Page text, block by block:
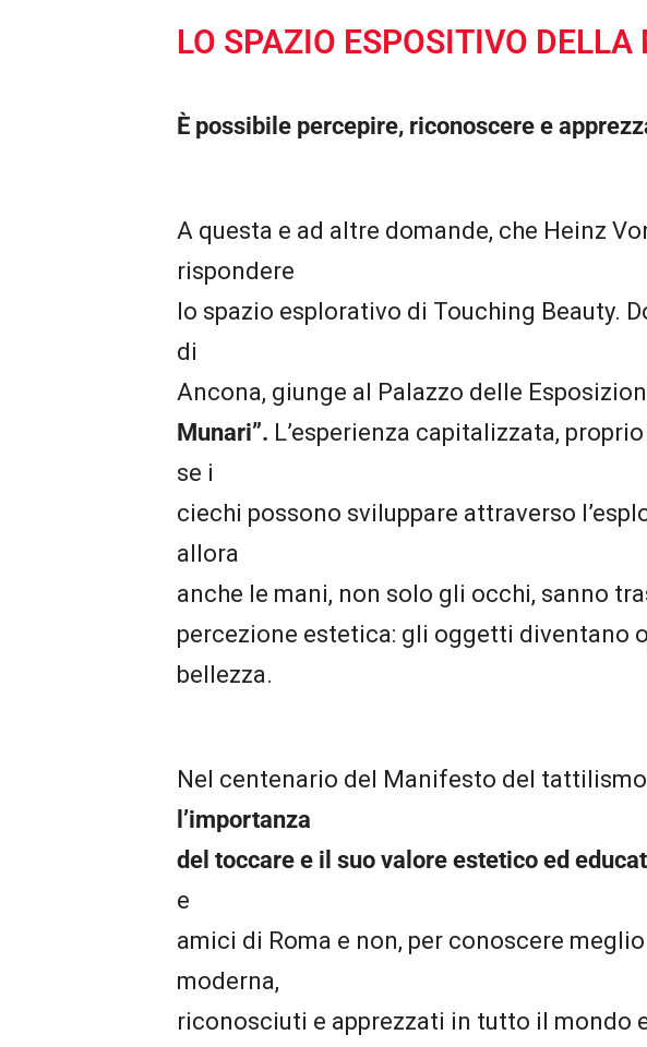
LO SPAZIO ESPOSITIVO DELLA
È possibile percepire, riconoscere e
A questa e ad altre domande, che Heinz
rispondere
lo spazio esplorativo di Touching Beauty.
di
Ancona, giunge al Palazzo delle
Munari”. L’esperienza capitalizzata,
se i
ciechi possono sviluppare attraverso
allora
anche le mani, non solo gli occhi, sanno
percezione estetica: gli oggetti diventano
bellezza.
Nel centenario del Manifesto del
l’importanza
del toccare e il suo valore estetico ed
e
amici di Roma e non, per conoscere
moderna,
riconosciuti e apprezzati in tutto il mondo